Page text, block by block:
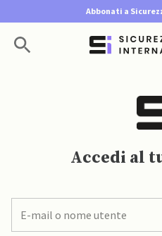
Abbonati a
Accedi al